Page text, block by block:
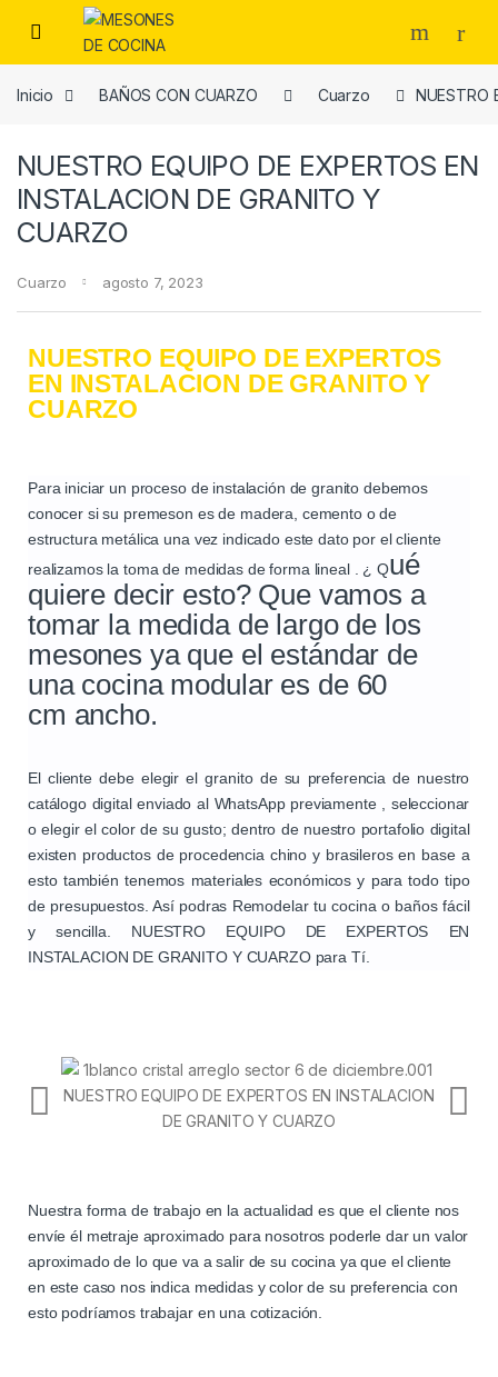
Inicio BAÑOS CON CUARZO Cuarzo NUESTRO
NUESTRO EQUIPO DE EXPERTOS EN
INSTALACION DE GRANITO Y
CUARZO
Cuarzo agosto 7, 2023
NUESTRO EQUIPO DE EXPERTOS
EN INSTALACION DE GRANITO Y
CUARZO
Para iniciar un proceso de instalación de granito debemos
conocer si su premeson es de madera, cemento o de
estructura metálica una vez indicado este dato por el cliente
realizamos la toma de medidas de forma lineal . ¿ Qué
quiere decir esto? Que vamos a
tomar la medida de largo de los
mesones ya que el estándar de
una cocina modular es de 60
cm ancho.
El cliente debe elegir el granito de su preferencia de nuestro
catálogo digital enviado al WhatsApp previamente , seleccionar
o elegir el color de su gusto; dentro de nuestro portafolio digital
existen productos de procedencia chino y brasileros en base a
esto también tenemos materiales económicos y para todo tipo
de presupuestos. Así podras Remodelar tu cocina o baños fácil
y sencilla. NUESTRO EQUIPO DE EXPERTOS EN
INSTALACION DE GRANITO Y CUARZO para Tí.
Nuestra forma de trabajo en la actualidad es que el cliente nos
envíe él metraje aproximado para nosotros poderle dar un valor
aproximado de lo que va a salir de su cocina ya que el cliente
en este caso nos indica medidas y color de su preferencia con
esto podríamos trabajar en una cotización.